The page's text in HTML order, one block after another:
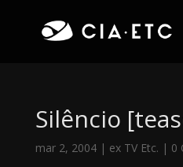
Silêncio
mar 2, 2004| ex TV Etc. | 0